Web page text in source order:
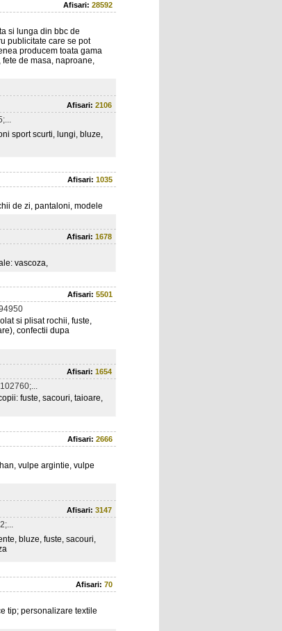
Afisari: 28592
si lunga din bbc de
publicitate care se pot
producem toata gama
de masa, naproane,
Afisari: 2106
sport scurti, lungi, bluze,
Afisari: 1035
de zi, pantaloni, modele
Afisari: 1678
vascoza,
Afisari: 5501
si plisat rochii, fuste,
confectii dupa
Afisari: 1654
fuste, sacouri, taioare,
Afisari: 2666
vulpe argintie, vulpe
Afisari: 3147
bluze, fuste, sacouri,
Afisari: 70
tip; personalizare textile